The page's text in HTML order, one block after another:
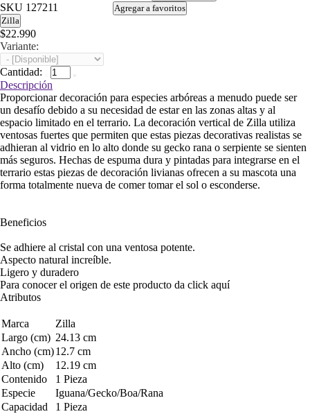
SKU 127211
Zilla
$22.990
Variante:
Cantidad:
Agregar a favoritos
Descripción
Proporcionar decoración para especies arbóreas a menudo puede ser
un desafío debido a su necesidad de estar en las zonas altas y al
espacio limitado en el terrario. La decoración vertical de Zilla utiliza
ventosas fuertes que permiten que estas piezas decorativas realistas se
adhieran al vidrio en lo alto donde su gecko rana o serpiente se sienten
más seguros. Hechas de espuma dura y pintadas para integrarse en el
terrario estas piezas de decoración livianas ofrecen a su mascota una
forma totalmente nueva de comer tomar el sol o esconderse.
Beneficios
Se adhiere al cristal con una ventosa potente.
Aspecto natural increíble.
Ligero y duradero
Para conocer el origen de este producto da click aquí
Atributos
Marca
Zilla
Largo (cm) 24.13 cm
Ancho (cm)12.7 cm
Alto (cm)
12.19 cm
Contenido
1 Pieza
Especie
Iguana/Gecko/Boa/Rana
Capacidad
1 Pieza